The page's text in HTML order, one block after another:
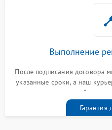
Выполнение
После подписания договора
указанные сроки, а наш
гарантийным
Гарантия